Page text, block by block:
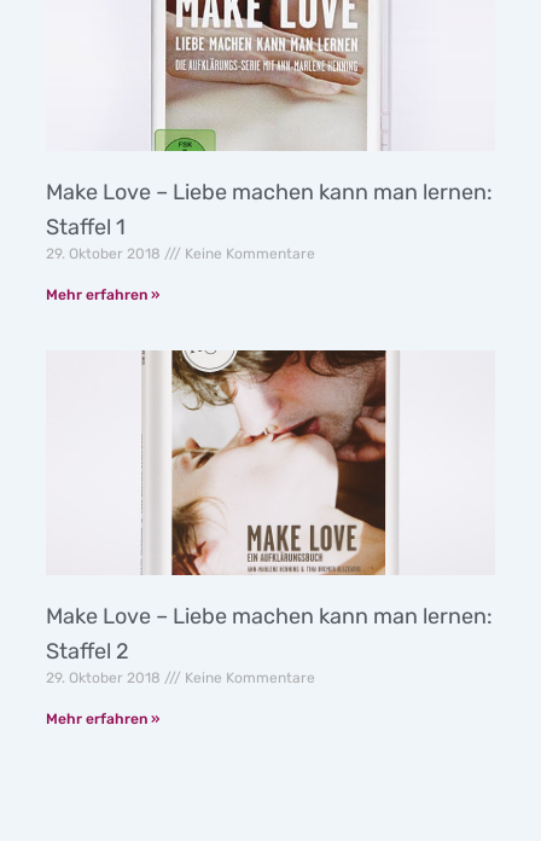
Make Love – Liebe machen kann man lernen:
Staffel 1
29. Oktober 2018 Keine Kommentare
Mehr erfahren »
Make Love – Liebe machen kann man lernen:
Staffel 2
29. Oktober 2018 Keine Kommentare
Mehr erfahren »